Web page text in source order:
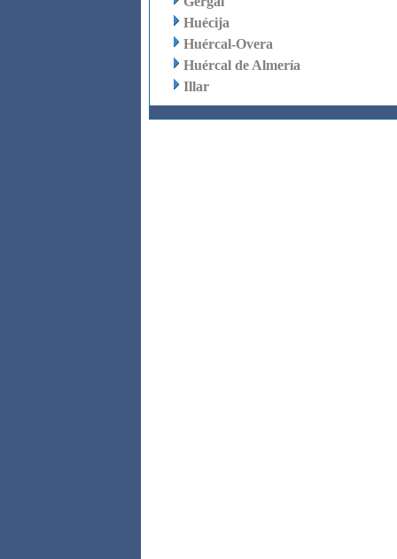
Huécija
Huércal-Overa
Huércal de Almería
Illar